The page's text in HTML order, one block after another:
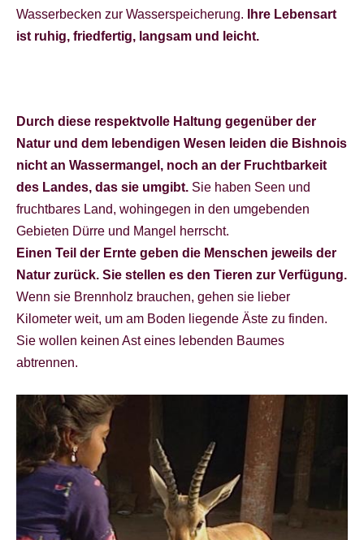
Wasserbecken zur Wasserspeicherung.
Ihre Lebensart
ist ruhig, friedfertig, langsam und leicht.
Durch diese respektvolle Haltung gegenüber der
Natur und dem lebendigen Wesen leiden die Bishnois
nicht an Wassermangel, noch an der Fruchtbarkeit
des Landes, das sie umgibt. Sie haben Seen und
fruchtbares Land, wohingegen in den umgebenden
Gebieten Dürre und Mangel herrscht.
Einen Teil der Ernte geben die Menschen jeweils der
Natur zurück. Sie stellen es den Tieren zur Verfügung.
Wenn sie Brennholz brauchen, gehen sie lieber
Kilometer weit, um am Boden liegende Äste zu finden.
Sie wollen keinen Ast eines lebenden Baumes
abtrennen.